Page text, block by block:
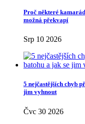
Proč některé
možná překvapí
Srp 10 2026
5 nejčastějších chyb
jim vyhnout
Čvc 30 2026